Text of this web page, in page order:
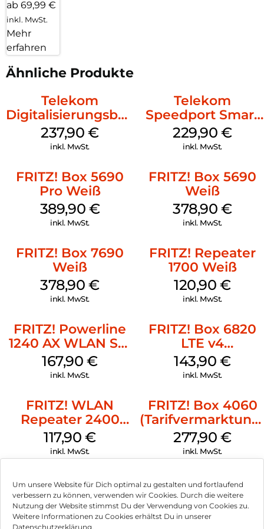
Um unsere Website für Dich optimal zu gestalten und fortlaufend
verbessern zu können, verwenden wir Cookies. Durch die weitere
Nutzung der Website stimmst Du der Verwendung von Cookies zu.
Weitere Informationen zu Cookies erhältst Du in unserer
Datenschutzerklärung.
Stromversorgung über USB-C
WPS (Wi-Fi Protected Setup)
WLAN-Gastzugang – sicheres Surfen für Freunde und
Besucher
ab 69,99 €
inkl. MwSt.
Mehr
erfahren
Ähnliche Produkte
Telekom
Digitalisierungsbox
Smart 2
Telefonanlage und
237,90€
inkl. MwSt.
Telekom
Speedport Smart
4 R2 Schwarz
229,90€
inkl. MwSt.
FRITZ! Box 5690
Pro Weiß
389,90 €
inkl. MwSt.
FRITZ! Box 5690
Weiß
378,90€
inkl. MwSt.
FRITZ! Box 7690
Weiß
378,90€
inkl. MwSt.
FRITZ! Repeater
1700 Weiß
120,90€
inkl. MwSt.
FRITZ! Powerline
1240 AX WLAN Set
Weiß
167,90€
inkl. MwSt.
FRITZ! Box 6820
LTE v4
Weiß
143,90€
inkl. MwSt.
FRITZ! WLAN
Repeater 2400
Weiß
117,90€
inkl. MwSt.
FRITZ! Box 4060
Weiß
277,90€
inkl. MwSt.
Impressum